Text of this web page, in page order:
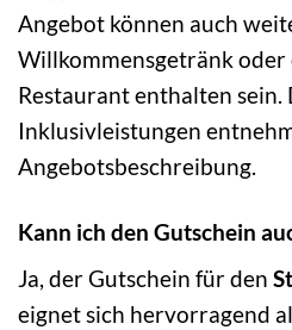
Angebot können auch
Willkommensgetränk oder
Restaurant enthalten sein.
Inklusivleistungen
Angebotsbeschreibung.
Kann ich den Gutschein
Ja, der Gutschein für den
eignet sich hervorragend